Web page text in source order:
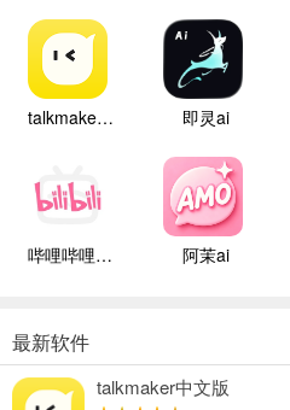
talkmaker中文版 即灵ai
哔哩哔哩白色版 阿茉ai
最新软件
talkmaker中文版